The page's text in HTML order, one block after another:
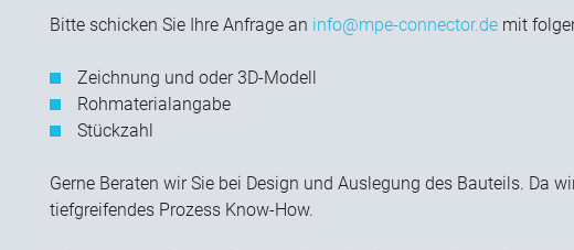
Bitte schicken Sie Ihre Anfrage an info@mpe-connector.de mit
Zeichnung und oder 3D-Modell
Rohmaterialangabe
Stückzahl
Gerne Beraten wir Sie bei Design und Auslegung des Bauteils. Da
tiefgreifendes Prozess Know-How.